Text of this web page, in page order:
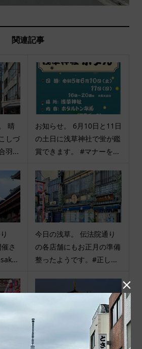
関連記事
晴
しづ
羽...
お知らせ。 6月10日と11日
の土日に浅草神社で蛍が鑑
賞できます。 #マナーを...
さ
今日の浅草。 伝法院通り
の各店舗にもお正月の準備
整ったようです。#正し...
ま
今日の浅草。 雨が降って
